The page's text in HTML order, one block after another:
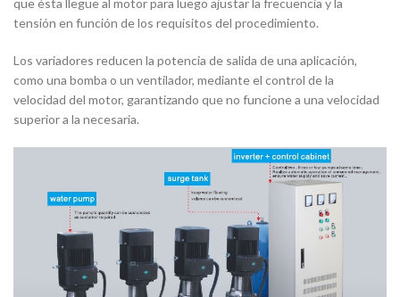
tensión en función de los requisitos del procedimiento.
Los variadores reducen la potencia de salida de una aplicación,
como una bomba o un ventilador, mediante el control de la
velocidad del motor, garantizando que no funcione a una velocidad
superior a la necesaria.